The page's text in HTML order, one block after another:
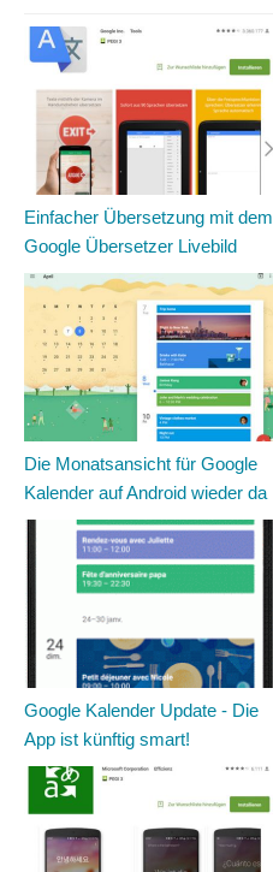
Einfacher Übersetzung mit dem
Google Übersetzer Livebild
Die Monatsansicht für Google
Kalender auf Android wieder da
Google Kalender Update - Die
App ist künftig smart!